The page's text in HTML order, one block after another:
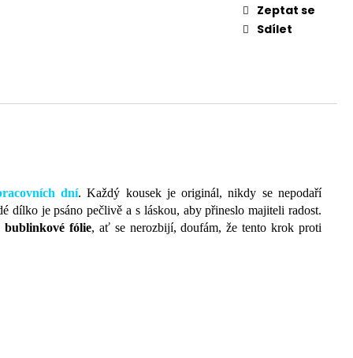
Zeptat se
Sdílet
dní. Každý kousek je originál, nikdy se nepodaří
dílko je psáno pečlivě a s láskou, aby přineslo majiteli radost.
bublinkové fólie, ať se nerozbijí, doufám, že tento krok proti